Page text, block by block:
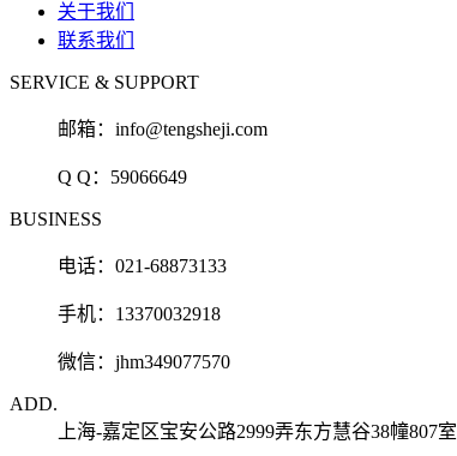
关于我们
联系我们
SERVICE & SUPPORT
邮箱： info@tengsheji.com
Q Q： 59066649
BUSINESS
电话：021-68873133
手机：13370032918
微信：jhm349077570
ADD.
上海-嘉定区宝安公路2999弄东方慧谷38幢807室